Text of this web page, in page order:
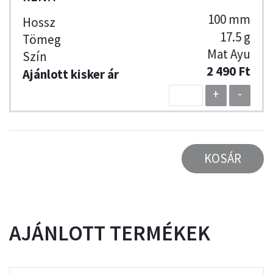
100 mm
17.5 g
Mat Ayu
2 490 Ft
+
-
KOSÁR
AJÁNLOTT TERMÉKEK